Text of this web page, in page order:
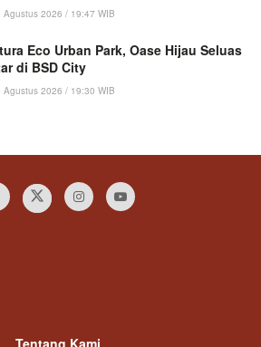
Agustus 2026 / 19:47 WIB
Eco Urban Park, Oase Hijau Seluas
di BSD City
Agustus 2026 / 19:30 WIB
Tentang Kami